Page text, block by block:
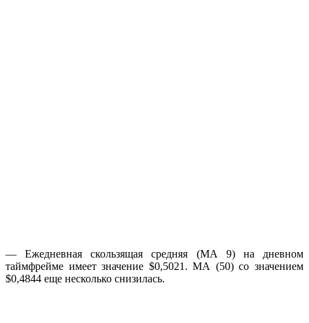
— Ежедневная скользящая средняя (МА 9) на дневном
таймфрейме имеет значение $0,5021. МА (50) со значением
$0,4844 еще несколько снизилась.